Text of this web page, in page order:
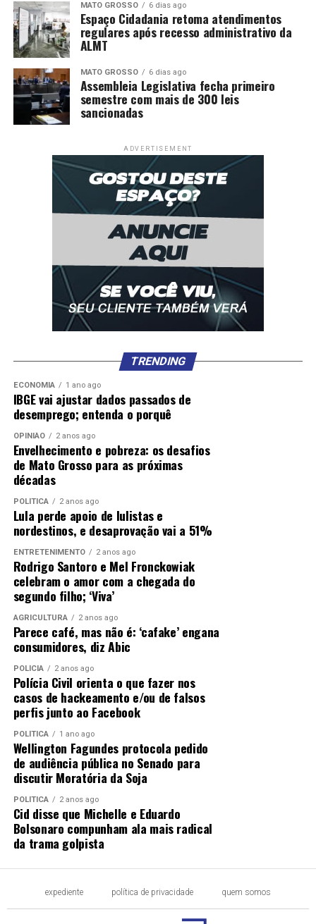
MATO GROSSO 6 dias ago
Espaço Cidadania retoma atendimentos
regulares após recesso administrativo da
ALMT
MATO GROSSO 6 dias ago
Assembleia Legislativa fecha primeiro
semestre com mais de 300 leis
sancionadas
ADVERTISEMENT
TRENDING
ECONOMIA 1 ano ago
IBGE vai ajustar dados passados de
desemprego; entenda o porquê
OPINIÃO 2 anos ago
Envelhecimento e pobreza: os desafios
de Mato Grosso para as próximas
décadas
POLÍTICA 2 anos ago
Lula perde apoio de lulistas e
nordestinos, e desaprovação vai a 51%
ENTRETENIMENTO 2 anos ago
Rodrigo Santoro e Mel Fronckowiak
celebram o amor com a chegada do
segundo filho; ‘Viva’
AGRICULTURA 2 anos ago
Parece café, mas não é: ‘cafake’ engana
consumidores, diz Abic
POLÍCIA 2 anos ago
Polícia Civil orienta o que fazer nos
casos de hackeamento e/ou de falsos
perfis junto ao Facebook
POLÍTICA 1 ano ago
Wellington Fagundes protocola pedido
de audiência pública no Senado para
discutir Moratória da Soja
POLÍTICA 2 anos ago
Cid disse que Michelle e Eduardo
Bolsonaro compunham ala mais radical
da trama golpista
expediente política de privacidade quem somos